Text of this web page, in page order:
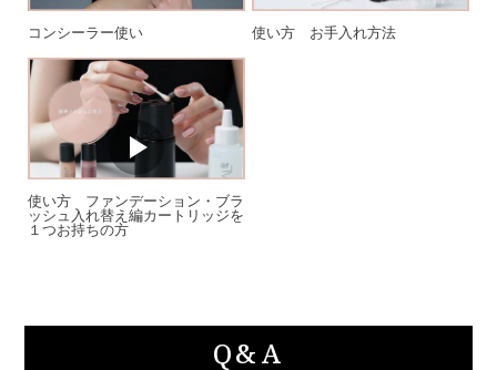
コンシーラー使い 使い方 お手入れ方法
使い方 ファンデーション・ブラ
ッシュ入れ替え編カートリッジを
１つお持ちの方
Q&A